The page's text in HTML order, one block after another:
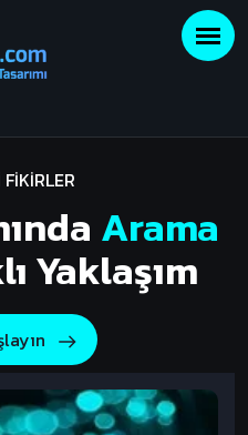
Arama
Yaklaşım